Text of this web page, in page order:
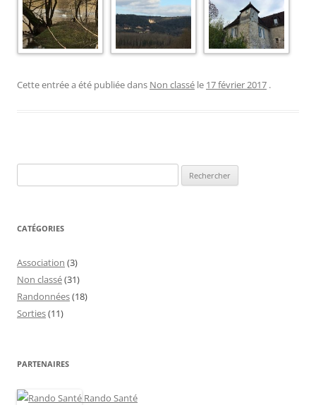
Cette entrée a été publiée dans Non classé le 17 février 2017 .
CATÉGORIES
Association (3)
Non classé(31)
Randonnées(18)
Sorties(11)
PARTENAIRES
Rando Santé